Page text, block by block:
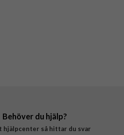
Behöver du hjälp?
hjälpcenter så hittar du svar